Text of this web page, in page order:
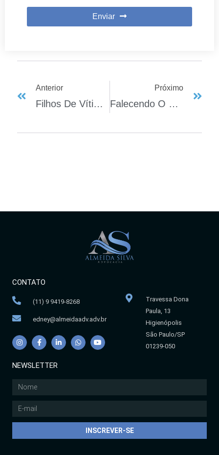
Enviar
Anterior
Filhos De Vítima De Violência Doméstica – Têm Prioridade Em Matrícula Ou Transferência Escolar No Âmbito Público
Próximo
Falecendo O Devedor De Pensão Alimentícia – Os Herdeiros Devem Assumir A Obrigação Alimentar?
CONTATO
(11) 9 9419-8268
edney@almeidaadv.adv.br
Travessa Dona
Paula, 13
Higienópolis
São Paulo/SP
01239-050
NEWSLETTER
INSCREVER-SE